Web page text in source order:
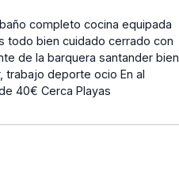
completo cocina equipada
todo bien cuidado cerrado con
de la barquera santander bien
trabajo deporte ocio En al
40€ Cerca Playas